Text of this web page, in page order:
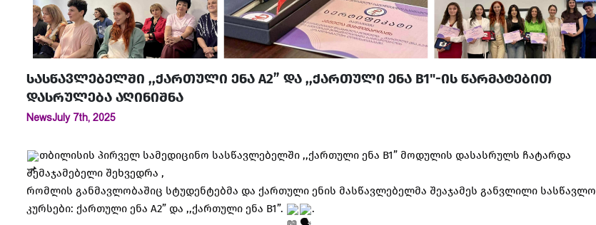
სასწავლებელში ,,ქართული ენა A2” და ,,ქართული ენა B1"-ის წარმატებით
დასრულება აღინიშნა
NewsJuly 7th, 2025
თბილისის პირველ სამედიცინო სასწავლებელში ,,ქართული ენა B1” მოდულის დასასრულს ჩატარდა
შემაჯამებელი შეხვედრა ,
რომლის განმავლობაშიც სტუდენტებმა და ქართული ენის მასწავლებელმა შეაჯამეს განვლილი სასწავლო
კურსები: ქართული ენა A2” და ,,ქართული ენა B1”.
.